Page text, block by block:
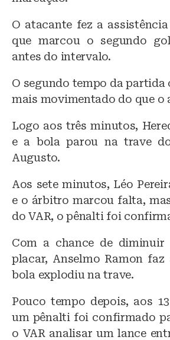
O atacante fez a
que marcou o segundo
antes do intervalo.
O segundo tempo da
mais movimentado do que o
Logo aos três minutos,
e a bola parou na trave
Augusto.
Aos sete minutos, Léo
e o árbitro marcou falta,
do VAR, o pênalti foi
Com a chance de diminuir
placar, Anselmo Ramon faz
bola explodiu na trave.
Pouco tempo depois, aos
um pênalti foi confirmado
o VAR analisar um lance